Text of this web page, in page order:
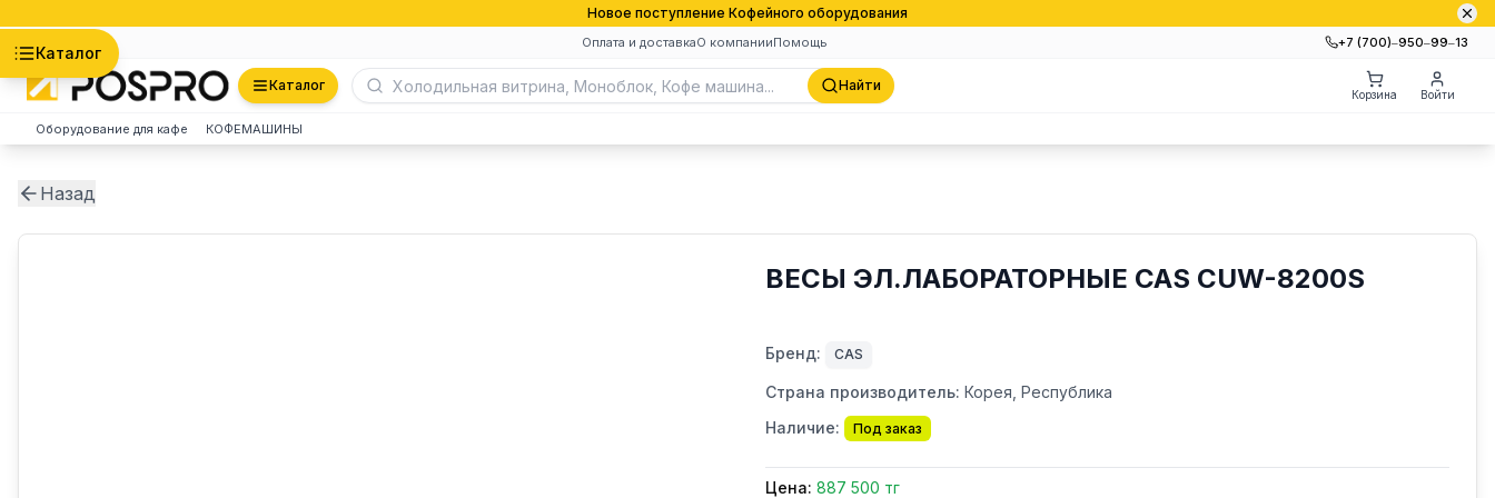
Новое поступление Кофейного оборудования
Оплата и доставкаО компанииПомощь +7 (700)‒950‒99‒13
Каталог
Каталог Найти
Корзина Войти
Оборудование для кафе КОФЕМАШИНЫ
Назад
ВЕСЫ ЭЛ.ЛАБОРАТОРНЫЕ CAS CUW-8200S
Бренд: CAS
Страна производитель: Корея, Республика
Наличие:
Под заказ
Цена: 887 500 тг